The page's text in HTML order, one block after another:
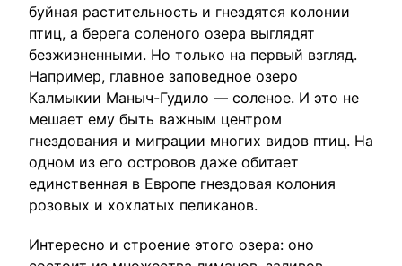
буйная растительность и гнездятся колонии
птиц, а берега соленого озера выглядят
безжизненными. Но только на первый взгляд.
Например, главное заповедное озеро
Калмыкии Маныч-Гудило — соленое. И это не
мешает ему быть важным центром
гнездования и миграции многих видов птиц. На
одном из его островов даже обитает
единственная в Европе гнездовая колония
розовых и хохлатых пеликанов.
Интересно и строение этого озера: оно